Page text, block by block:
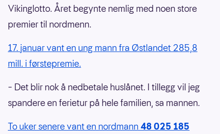
Vikinglotto. Året begynte nemlig med noen store
premier til nordmenn.
17. januar vant en ung mann fra Østlandet 285,8
mill. i førstepremie.
– Det blir nok å nedbetale huslånet. I tillegg vil jeg
spandere en ferietur på hele familien, sa mannen.
To uker senere vant en nordmann 48 025 185